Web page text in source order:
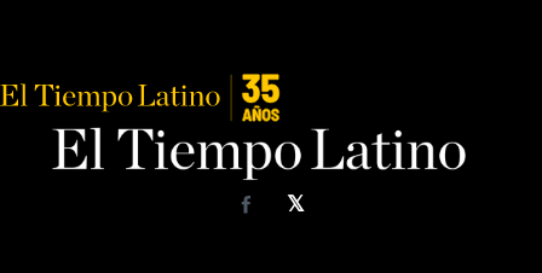
𝕏
Facebook